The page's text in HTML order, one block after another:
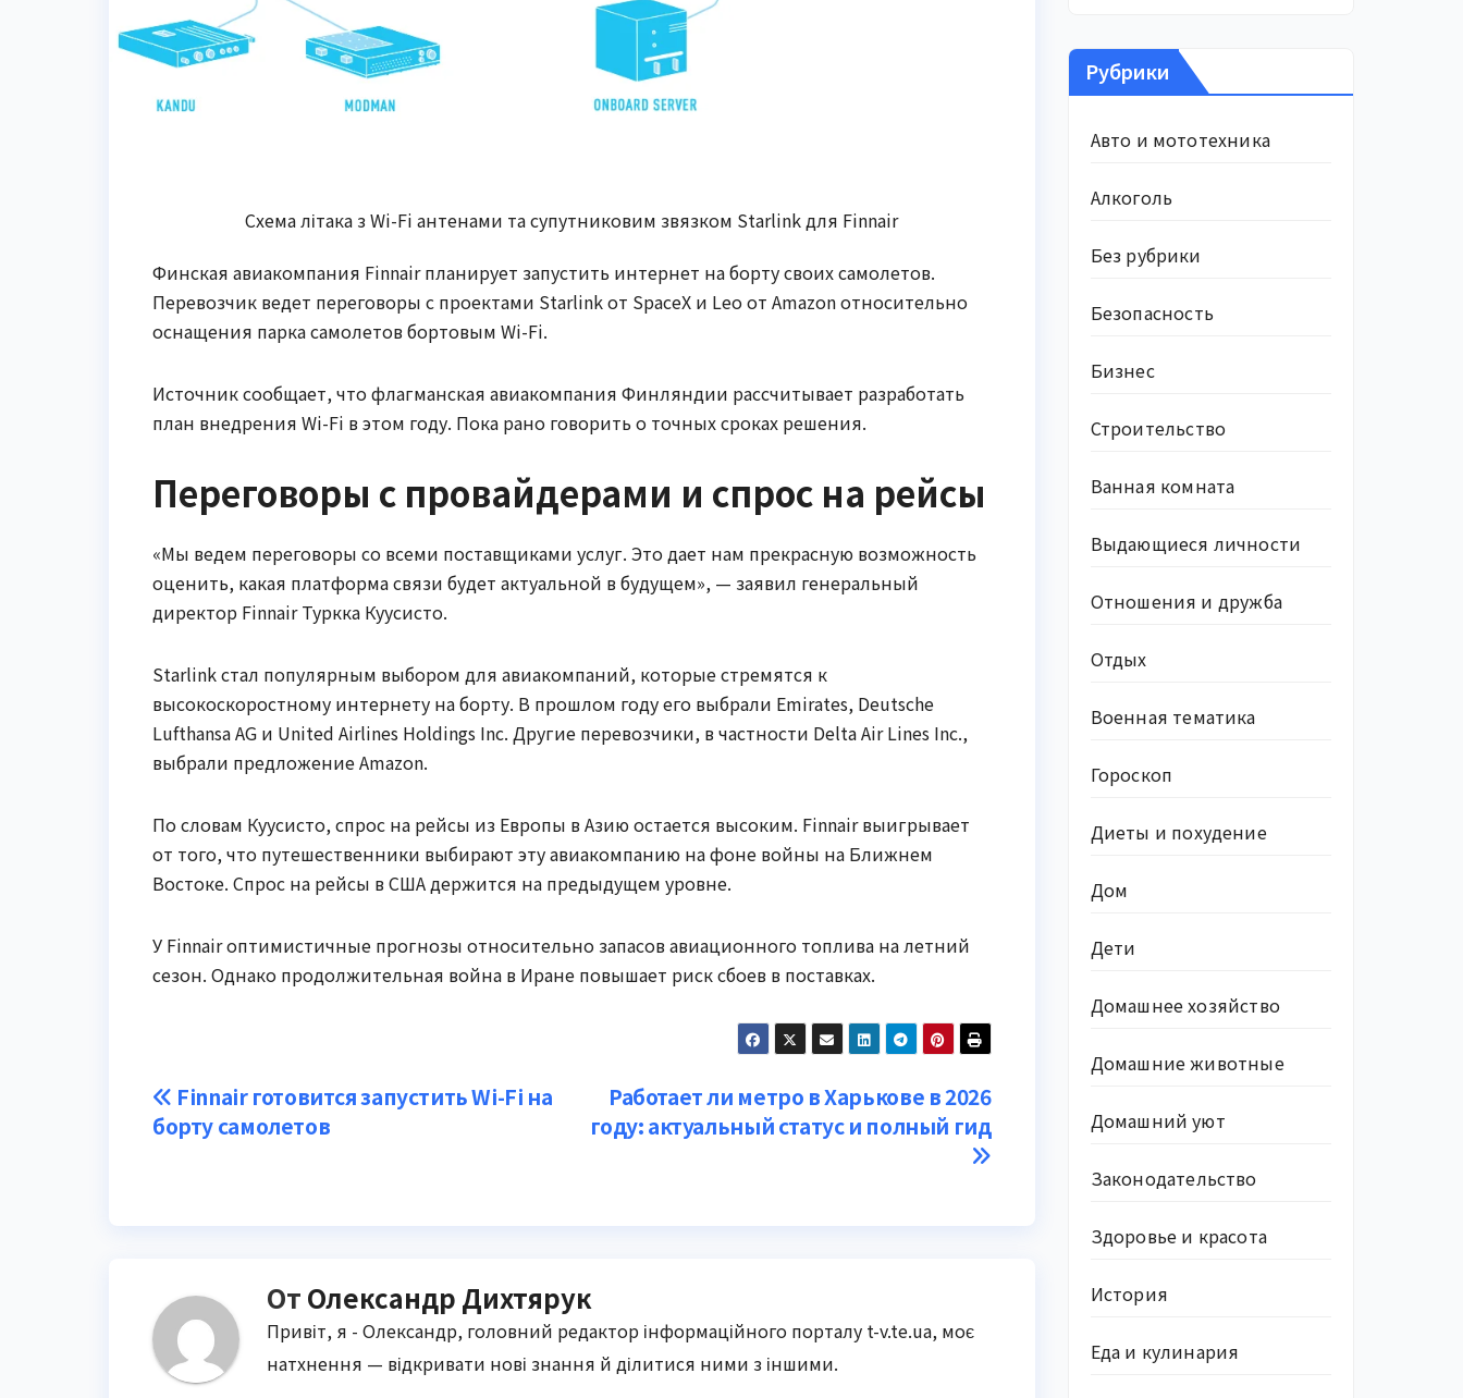
Схема літака з Wi-Fi антенами та супутниковим звязком Starlink для Finnair
Финская авиакомпания Finnair планирует запустить интернет на борту своих самолетов.
Перевозчик ведет переговоры с проектами Starlink от SpaceX и Leo от Amazon относительно
оснащения парка самолетов бортовым Wi-Fi.
Источник сообщает, что флагманская авиакомпания Финляндии рассчитывает разработать
план внедрения Wi-Fi в этом году. Пока рано говорить о точных сроках решения.
Переговоры с провайдерами и спрос на рейсы
«Мы ведем переговоры со всеми поставщиками услуг. Это дает нам прекрасную возможность
оценить, какая платформа связи будет актуальной в будущем», — заявил генеральный
директор Finnair Туркка Куусисто.
Starlink стал популярным выбором для авиакомпаний, которые стремятся к
высокоскоростному интернету на борту. В прошлом году его выбрали Emirates, Deutsche
Lufthansa AG и United Airlines Holdings Inc. Другие перевозчики, в частности Delta Air Lines Inc.,
выбрали предложение Amazon.
По словам Куусисто, спрос на рейсы из Европы в Азию остается высоким. Finnair выигрывает
от того, что путешественники выбирают эту авиакомпанию на фоне войны на Ближнем
Востоке. Спрос на рейсы в США держится на предыдущем уровне.
У Finnair оптимистичные прогнозы относительно запасов авиационного топлива на летний
сезон. Однако продолжительная война в Иране повышает риск сбоев в поставках.
Навигация
по
Работает ли метро в Харькове в 2026
году: актуальный статус и полный гид
Finnair готовится запустить Wi-Fi на
борту самолетов
От Олександр Дихтярук
Привіт, я - Олександр, головний редактор інформаційного порталу t-v.te.ua, моє
натхнення — відкривати нові знання й ділитися ними з іншими.
Рубрики
Авто и мототехника
Алкоголь
Без рубрики
Безопасность
Бизнес
Строительство
Ванная комната
Выдающиеся личности
Отношения и дружба
Отдых
Военная тематика
Гороскоп
Диеты и похудение
Дом
Дети
Домашнее хозяйство
Домашние животные
Домашний уют
Законодательство
Здоровье и красота
История
Еда и кулинария